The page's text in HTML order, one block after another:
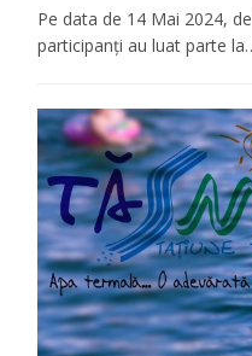
Pe data de 14 Mai 2024,
participanți au luat parte